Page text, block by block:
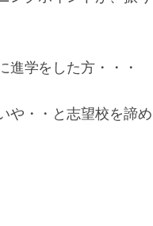
学をした方・・・
や・・と志望校を諦め